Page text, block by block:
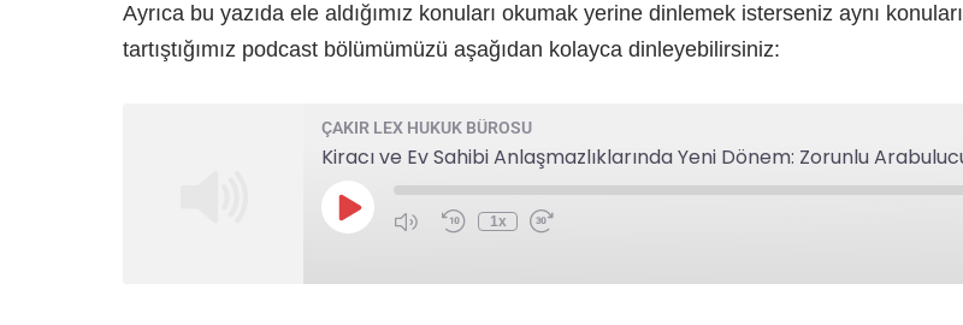
Ayrıca bu yazıda ele aldığımız konuları okumak yerine dinlemek isterseniz aynı konuları
tartıştığımız podcast bölümümüzü aşağıdan kolayca dinleyebilirsiniz:
ÇAKIR LEX HUKUK BÜROSU
1x